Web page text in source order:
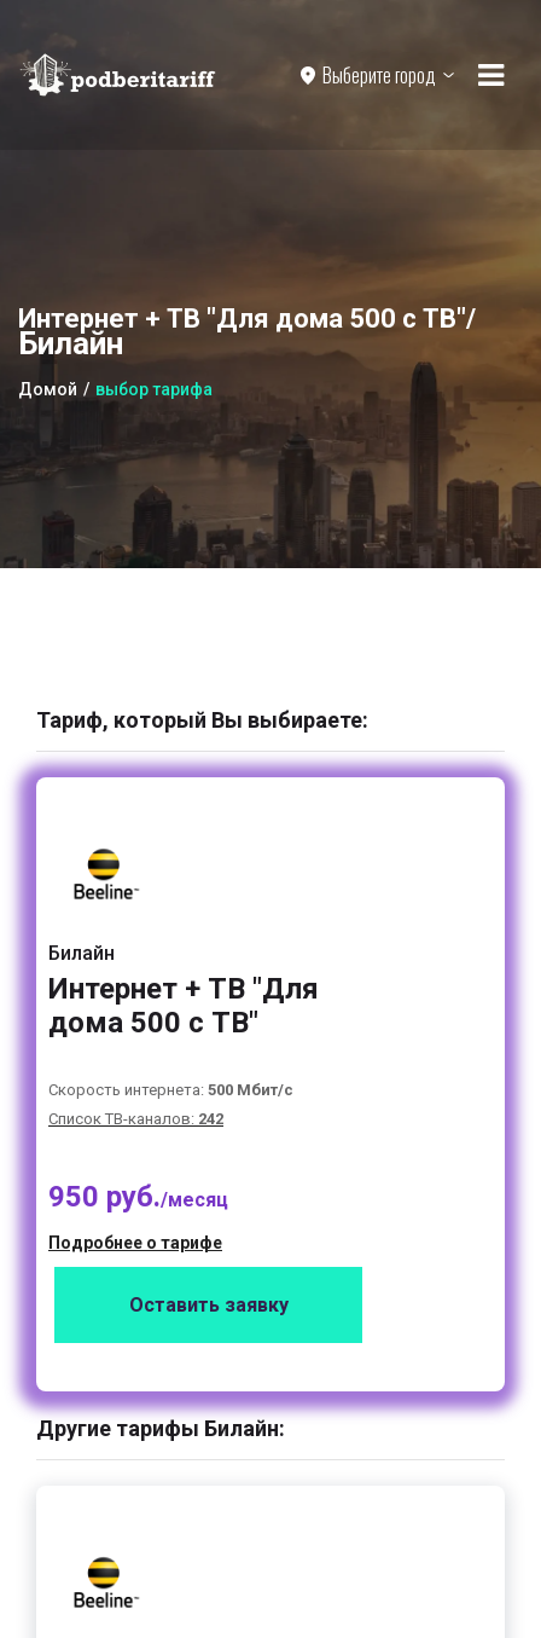
Выберите город
Интернет + ТВ "Для дома 500 с ТВ"/
Билайн
Домой выбор тарифа
Тариф, который Вы выбираете:
Билайн
Интернет + ТВ "Для
дома 500 с ТВ"
Скорость интернета: 500 Мбит/с
Список ТВ-каналов: 242
950 руб./месяц
Подробнее о тарифе
Оставить заявку
Другие тарифы Билайн: